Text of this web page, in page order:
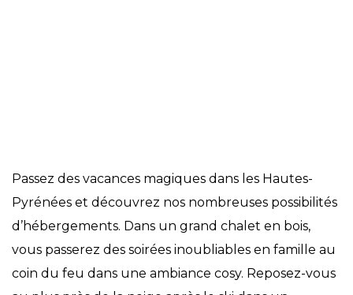
Passez des vacances magiques dans les Hautes-
Pyrénées et découvrez nos nombreuses possibilités
d’hébergements. Dans un grand chalet en bois,
vous passerez des soirées inoubliables en famille au
coin du feu dans une ambiance cosy. Reposez-vous